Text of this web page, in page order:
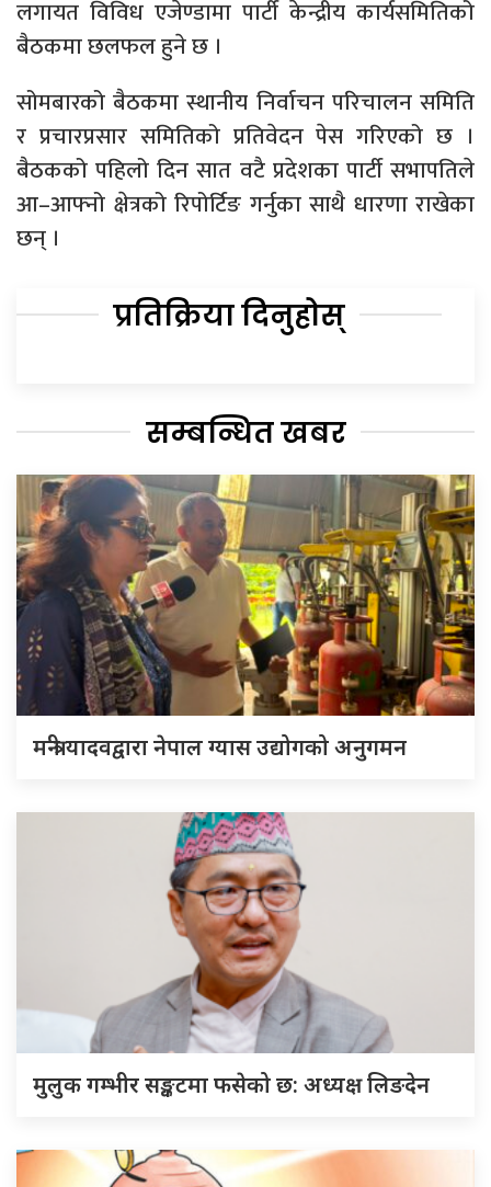
लगायत विविध एजेण्डामा पार्टी केन्द्रीय कार्यसमितिको
बैठकमा छलफल हुने छ ।
सोमबारको बैठकमा स्थानीय निर्वाचन परिचालन समिति
र प्रचारप्रसार समितिको प्रतिवेदन पेस गरिएको छ ।
बैठकको पहिलो दिन सात वटै प्रदेशका पार्टी सभापतिले
आ–आफ्नो क्षेत्रको रिपोर्टिङ गर्नुका साथै धारणा राखेका
छन् ।
प्रतिक्रिया दिनुहोस्
सम्बन्धित खबर
मन्त्री यादवद्वारा नेपाल ग्यास उद्योगको अनुगमन
मुलुक गम्भीर सङ्कटमा फसेको छ: अध्यक्ष लिङदेन